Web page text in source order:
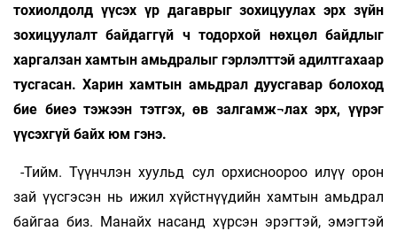
тохиолдолд үүсэх үр дагаврыг зохицуулах эрх зүйн
зохицуулалт байдаггүй ч тодорхой нөхцөл байдлыг
харгалзан хамтын амьдралыг гэрлэлттэй адилтгахаар
тусгасан. Харин хамтын амьдрал дуусгавар болоход
бие биеэ тэжээн тэтгэх, өв залгамж¬лах эрх, үүрэг
үүсэхгүй байх юм гэнэ.
-Тийм. Түүнчлэн хуульд сул орхисноороо илүү орон
зай үүсгэсэн нь ижил хүйстнүүдийн хамтын амьдрал
байгаа биз. Манайх насанд хүрсэн эрэгтэй, эмэгтэй